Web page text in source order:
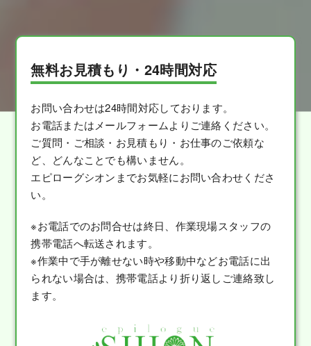
無料お見積もり・24時間対応
お問い合わせは24時間対応しております。
お電話またはメールフォームよりご連絡ください。
ご質問・ご相談・お見積もり・お仕事のご依頼な
ど、どんなことでも構いません。
エピローグシオンまでお気軽にお問い合わせくださ
い。
※お電話でのお問合せは終日、作業現場スタッフの
携帯電話へ転送されます。
※作業中で手が離せない時や移動中などお電話に出
られない場合は、携帯電話より折り返しご連絡致し
ます。